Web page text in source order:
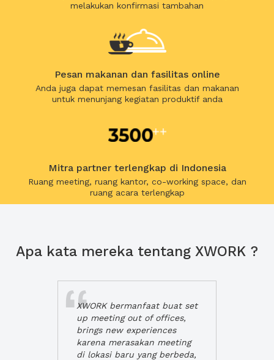
melakukan konfirmasi tambahan
Pesan makanan dan fasilitas online
Anda juga dapat memesan fasilitas dan makanan
untuk menunjang kegiatan produktif anda
Mitra partner terlengkap di Indonesia
Ruang meeting, ruang kantor, co-working space, dan
ruang acara terlengkap
Apa kata mereka tentang XWORK ?
XWORK bermanfaat buat set
up meeting out of offices,
brings new experiences
karena merasakan meeting
di lokasi baru yang berbeda,